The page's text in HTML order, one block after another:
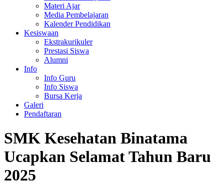
Materi Ajar
Media Pembelajaran
Kalender Pendidikan
Kesiswaan
Ekstrakurikuler
Prestasi Siswa
Alumni
Info
Info Guru
Info Siswa
Bursa Kerja
Galeri
Pendaftaran
SMK Kesehatan Binatama
Ucapkan Selamat Tahun Baru
2025